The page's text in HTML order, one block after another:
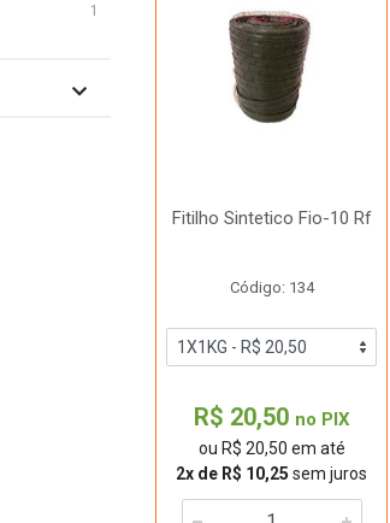
1
Fitilho Sintetico Fio-10 Rf
Código: 134
R$ 20,50 no PIX
ou R$ 20,50 em até
2x de R$ 10,25 sem juros